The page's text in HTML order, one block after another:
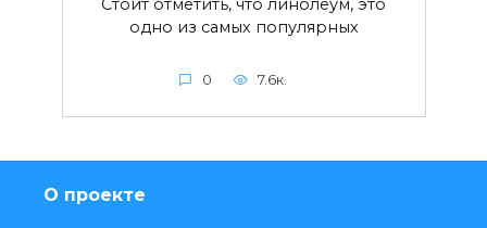
одно из самых популярных
0 7.6к.
О проекте